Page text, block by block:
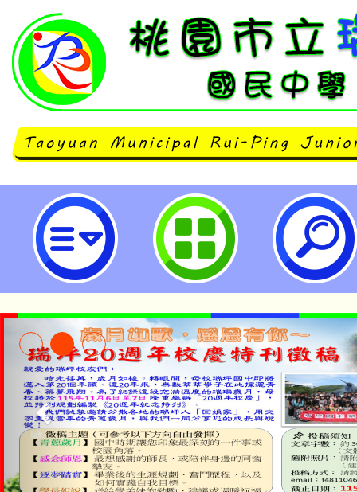
國立臺南大學辦理「115年度生活
列研習」-桃園市立瑞坪國民中學
淨零綠生活教案入校路